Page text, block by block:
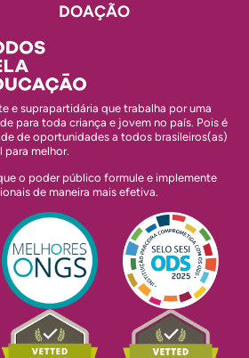
DOAÇÃO
e suprapartidária que trabalha por uma
para toda criança e jovem no país. Pois é
de oportunidades a todos brasileiros(as)
para melhor.
o poder público formule e implemente
de maneira mais efetiva.